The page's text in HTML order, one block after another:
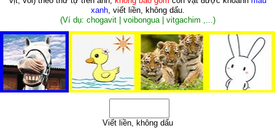
xanh, viết liền, không dấu.
(Ví dụ: chogavit | voibongua | vitgachim ,...)
Viết liền, không dấu